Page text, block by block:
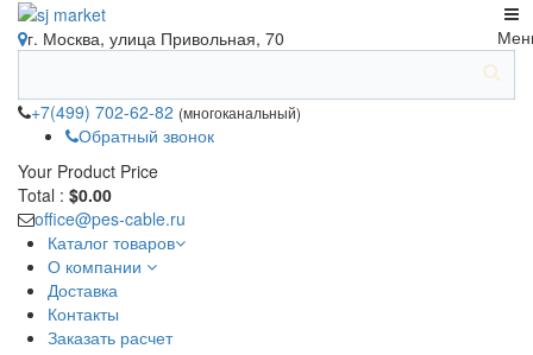
г. Москва, улица Привольная, 70
+7(499) 702-62-82 (многоканальный)
Обратный звонок
Your Product Price
Total : $0.00
office@pes-cable.ru
Каталог товаров
О компании
Доставка
Контакты
Заказать расчет